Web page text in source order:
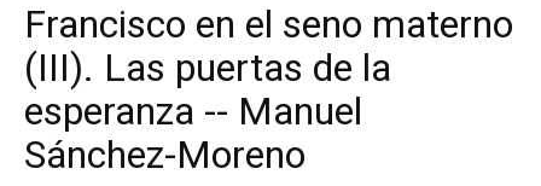
Francisco en el seno materno
(III). Las puertas de la
esperanza -- Manuel
Sánchez-Moreno